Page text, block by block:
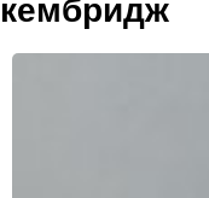
кембридж